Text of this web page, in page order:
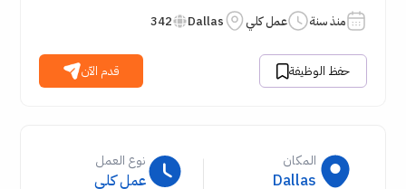
منذ سنة عمل كلي Dallas
342
حفظ الوظيفة قدم الآن
المكان
Dallas
نوع العمل
عمل كلي